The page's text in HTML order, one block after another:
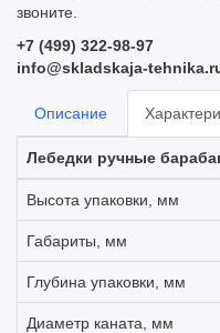
звоните.
+7 (499) 322-98-97
info@skladskaja-
Описание
Лебедки ручные
Высота упаковки, мм
Габариты, мм
Глубина упаковки, мм
Диаметр каната, мм